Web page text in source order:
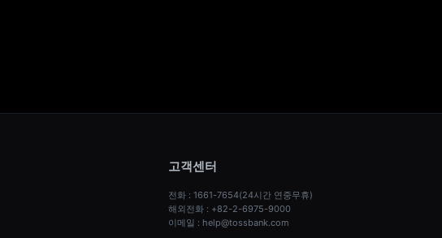
고객센터
전화 : 1661-7654(24시간 연중무휴)
해외전화 : +82-2-6975-9000
이메일 : help@tossbank.com